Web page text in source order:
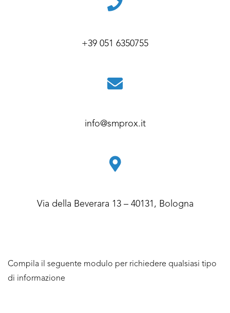
+39 051 6350755
info@smprox.it
Via della Beverara 13 – 40131, Bologna
Compila il seguente modulo per richiedere qualsiasi tipo
di informazione